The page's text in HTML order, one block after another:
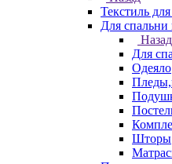
Текстиль
Для спальни
Назад
Для
Одеяло
Шторы